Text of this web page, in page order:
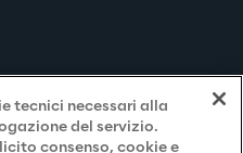
tecnici necessari alla
del servizio.
consenso, cookie e